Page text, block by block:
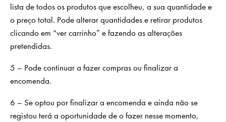
lista de todos os produtos que escolheu, a sua quantidade e
o preço total. Pode alterar quantidades e retirar produtos
clicando em “ver carrinho” e fazendo as alterações
pretendidas.
5 – Pode continuar a fazer compras ou finalizar a
encomenda.
6 – Se optou por finalizar a encomenda e ainda não se
registou terá a oportunidade de o fazer nesse momento,